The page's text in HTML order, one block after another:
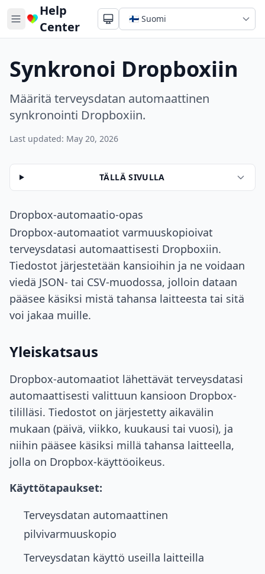
Help
Center
Synkronoi Dropboxiin
Määritä terveysdatan automaattinen
synkronointi Dropboxiin.
Last updated: May 20, 2026
TÄLLÄ SIVULLA
Dropbox-automaatio-opas
Dropbox-automaatiot varmuuskopioivat
terveysdatasi automaattisesti Dropboxiin.
Tiedostot järjestetään kansioihin ja ne voidaan
viedä JSON- tai CSV-muodossa, jolloin dataan
pääsee käsiksi mistä tahansa laitteesta tai sitä
voi jakaa muille.
Yleiskatsaus
Dropbox-automaatiot lähettävät terveysdatasi
automaattisesti valittuun kansioon Dropbox-
tililläsi. Tiedostot on järjestetty aikavälin
mukaan (päivä, viikko, kuukausi tai vuosi), ja
niihin pääsee käsiksi millä tahansa laitteella,
jolla on Dropbox-käyttöoikeus.
Käyttötapaukset:
Terveysdatan automaattinen
pilvivarmuuskopio
Terveysdatan käyttö useilla laitteilla